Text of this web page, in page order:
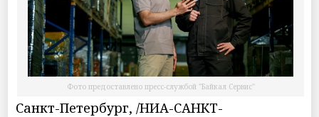
Фото предоставлено пресс-службой "Байкал Сервис"
Санкт-Петербург, /НИА-САНКТ-